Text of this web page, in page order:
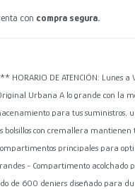
con compra segura.
DE ATENCIÓN: Lunes a
Urbana A lo grande con la
para tus
bolsillos con cremallera
principales para
- Compartimento
de 600 deniers diseñado para